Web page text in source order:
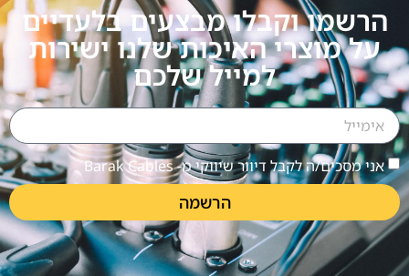
הרשמו וקבלו מבצעים בלעדיים
על מוצרי האיכות שלנו ישירות
למייל שלכם
אני מסכים/ה לקבל דיוור שיווקי מ- Barak Cables
הרשמה